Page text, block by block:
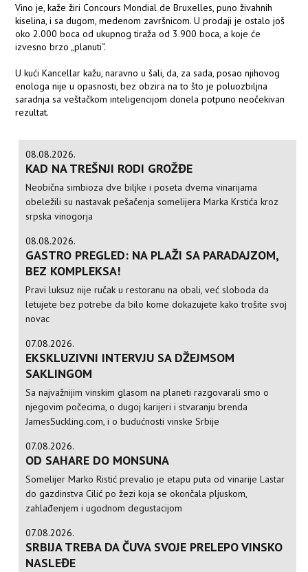
Vino je, kaže žiri Concours Mondial de Bruxelles, puno živahnih
kiselina, i sa dugom, medenom završnicom. U prodaji je ostalo još
oko 2.000 boca od ukupnog tiraža od 3.900 boca, a koje će
izvesno brzo „planuti“.
U kući Kancellar kažu, naravno u šali, da, za sada, posao njihovog
enologa nije u opasnosti, bez obzira na to što je poluozbiljna
saradnja sa veštačkom inteligencijom donela potpuno neočekivan
rezultat.
08.08.2026.
KAD NA TREŠNJI RODI GROŽĐE
Neobična simbioza dve biljke i poseta dvema vinarijama
obeležili su nastavak pešačenja somelijera Marka Krstića kroz
srpska vinogorja
08.08.2026.
GASTRO PREGLED: NA PLAŽI SA PARADAJZOM,
BEZ KOMPLEKSA!
Pravi luksuz nije ručak u restoranu na obali, već sloboda da
letujete bez potrebe da bilo kome dokazujete kako trošite svoj
novac
07.08.2026.
EKSKLUZIVNI INTERVJU SA DŽEJMSOM
SAKLINGOM
Sa najvažnijim vinskim glasom na planeti razgovarali smo o
njegovim počecima, o dugoj karijeri i stvaranju brenda
JamesSuckling.com, i o budućnosti vinske Srbije
07.08.2026.
OD SAHARE DO MONSUNA
Somelijer Marko Ristić prevalio je etapu puta od vinarije Lastar
do gazdinstva Cilić po žezi koja se okončala pljuskom,
zahlađenjem i ugodnom degustacijom
07.08.2026.
SRBIJA TREBA DA ČUVA SVOJE PRELEPO VINSKO
NASLEĐE